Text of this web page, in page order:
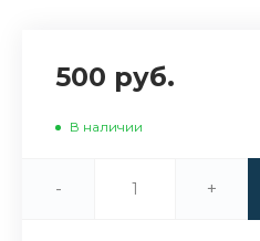
500 руб.
В наличии
- +